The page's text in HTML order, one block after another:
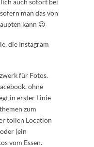
auch sofort bei
man das von
kann 😉
die Instagram
für Fotos.
ohne
in erster Linie
zum
tollen Location
(ein
vom Essen.